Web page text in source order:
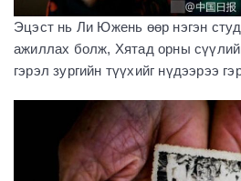
Эцэст нь Ли Южень өөр нэгэн
ажиллах болж, Хятад орны
гэрэл зургийн түүхийг нүдээрээ